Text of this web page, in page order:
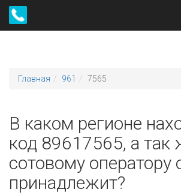
Главная 961 7565
В каком регионе
код 89617565, а так
сотовому оператору
принадлежит?